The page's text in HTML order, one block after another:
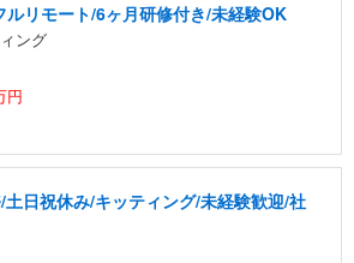
ルリモート/6ヶ月研修付き/未経験OK
ング
円
日祝休み/キッティング/未経験歓迎/社